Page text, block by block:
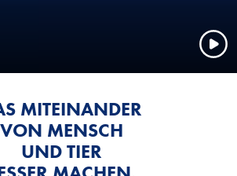
MITEINANDER
VON MENSCH
UND TIER